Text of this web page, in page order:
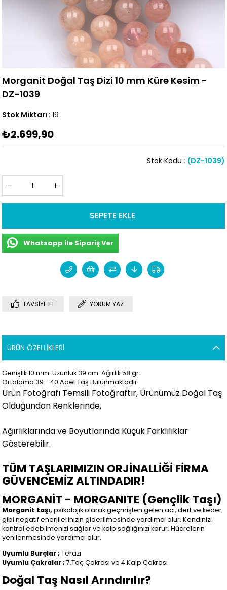
Morganit Doğal Taş Dizi 10 mm Küre Kesim -
DZ-1039
Stok Miktarı : 19
₺2.699,90
(DZ-1039)
Stok Kodu
Whatsapp ile Sipariş Ver
TAVSIYE ET YORUM YAZ
ÜRÜN ÖZELLIKLERI
Genişlik 10 mm. Uzunluk 39 cm. Ağırlık 58 gr.
Ortalama 39 - 40 Adet Taş Bulunmaktadır
Ürün Fotoğrafı Temsili Fotoğraftır, Ürünümüz Doğal Taş
Olduğundan Renklerinde,
Ağırlıklarında ve Boyutlarında Küçük Farklılıklar
Gösterebilir.
TÜM TAŞLARIMIZIN ORJİNALLİĞİ FİRMA
GÜVENCEMİZ ALTINDADIR!
MORGANİT - MORGANITE (Gençlik Taşı)
Morganit taşı,psikolojik olarak geçmişten gelen acı, dert ve keder
gibi negatif enerjilerinizin giderilmesinde yardımcı olur. Kendinizi
kontrol edebilmenizi sağlar ve kalp sağlığınızı korur. Hücrelerin
yenilenmesinde yardımcı olur.
Uyumlu Burçlar ;Terazi
Uyumlu Çakralar ;7.Taç Çakrası ve 4.Kalp Çakrası
Doğal Taş Nasıl Arındırılır?